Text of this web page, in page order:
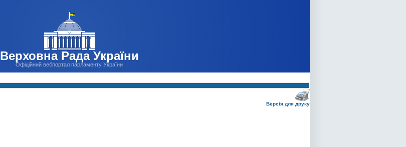
Верховна Рада України
Офіційний вебпортал парламенту України
Версія для друку